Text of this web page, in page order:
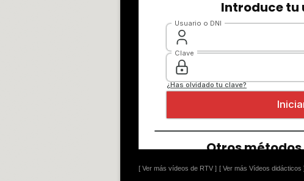
[ Ver más vídeos de RTV ] [ Ver más Vídeos didácticos